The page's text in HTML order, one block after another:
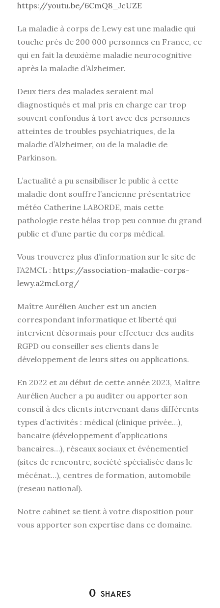
https://youtu.be/6CmQ8_JcUZE
La maladie à corps de Lewy est une maladie qui
touche près de 200 000 personnes en France, ce
qui en fait la deuxième maladie neurocognitive
après la maladie d’Alzheimer.
Deux tiers des malades seraient mal
diagnostiqués et mal pris en charge car trop
souvent confondus à tort avec des personnes
atteintes de troubles psychiatriques, de la
maladie d’Alzheimer, ou de la maladie de
Parkinson.
L’actualité a pu sensibiliser le public à cette
maladie dont souffre l’ancienne présentatrice
météo Catherine LABORDE, mais cette
pathologie reste hélas trop peu connue du grand
public et d’une partie du corps médical.
Vous trouverez plus d’information sur le site de
l’A2MCL : https://association-maladie-corps-
lewy.a2mcl.org/
Maître Aurélien Aucher est un ancien
correspondant informatique et liberté qui
intervient désormais pour effectuer des audits
RGPD ou conseiller ses clients dans le
développement de leurs sites ou applications.
En 2022 et au début de cette année 2023, Maître
Aurélien Aucher a pu auditer ou apporter son
conseil à des clients intervenant dans différents
types d’activités : médical (clinique privée…),
bancaire (développement d’applications
bancaires…), réseaux sociaux et événementiel
(sites de rencontre, société spécialisée dans le
mécénat…), centres de formation, automobile
(reseau national).
Notre cabinet se tient à votre disposition pour
vous apporter son expertise dans ce domaine.
0 SHARES